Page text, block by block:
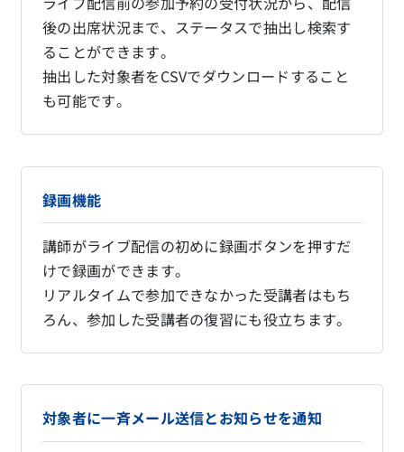
後の出席状況まで、ステータスで抽出し検索す
ることができます。
抽出した対象者をCSVでダウンロードすること
も可能です。
録画機能
講師がライブ配信の初めに録画ボタンを押すだ
けで録画ができます。
リアルタイムで参加できなかった受講者はもち
ろん、参加した受講者の復習にも役立ちます。
対象者に一斉メール送信とお知らせを通知